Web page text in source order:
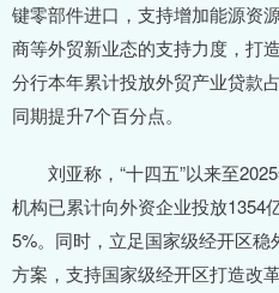
键零部件进口，支持增加能源资
商等外贸新业态的支持力度，打
分行本年累计投放外贸产业贷款
同期提升7个百分点。
刘亚称，“十四五”以来至
机构已累计向外资企业投放1354
5%。同时，立足国家级经开区
方案，支持国家级经开区打造改